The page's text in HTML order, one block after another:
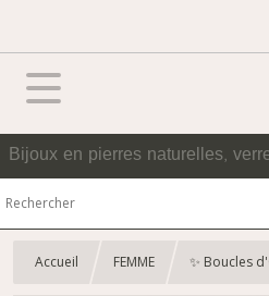
Bijoux en pierres naturelles,
Accueil FEMME ✨ Boucles